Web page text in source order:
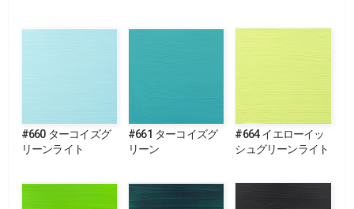
#660 ターコイズグ
リーンライト
#661 ターコイズグ
リーン
#664 イエローイッ
シュグリーンライト